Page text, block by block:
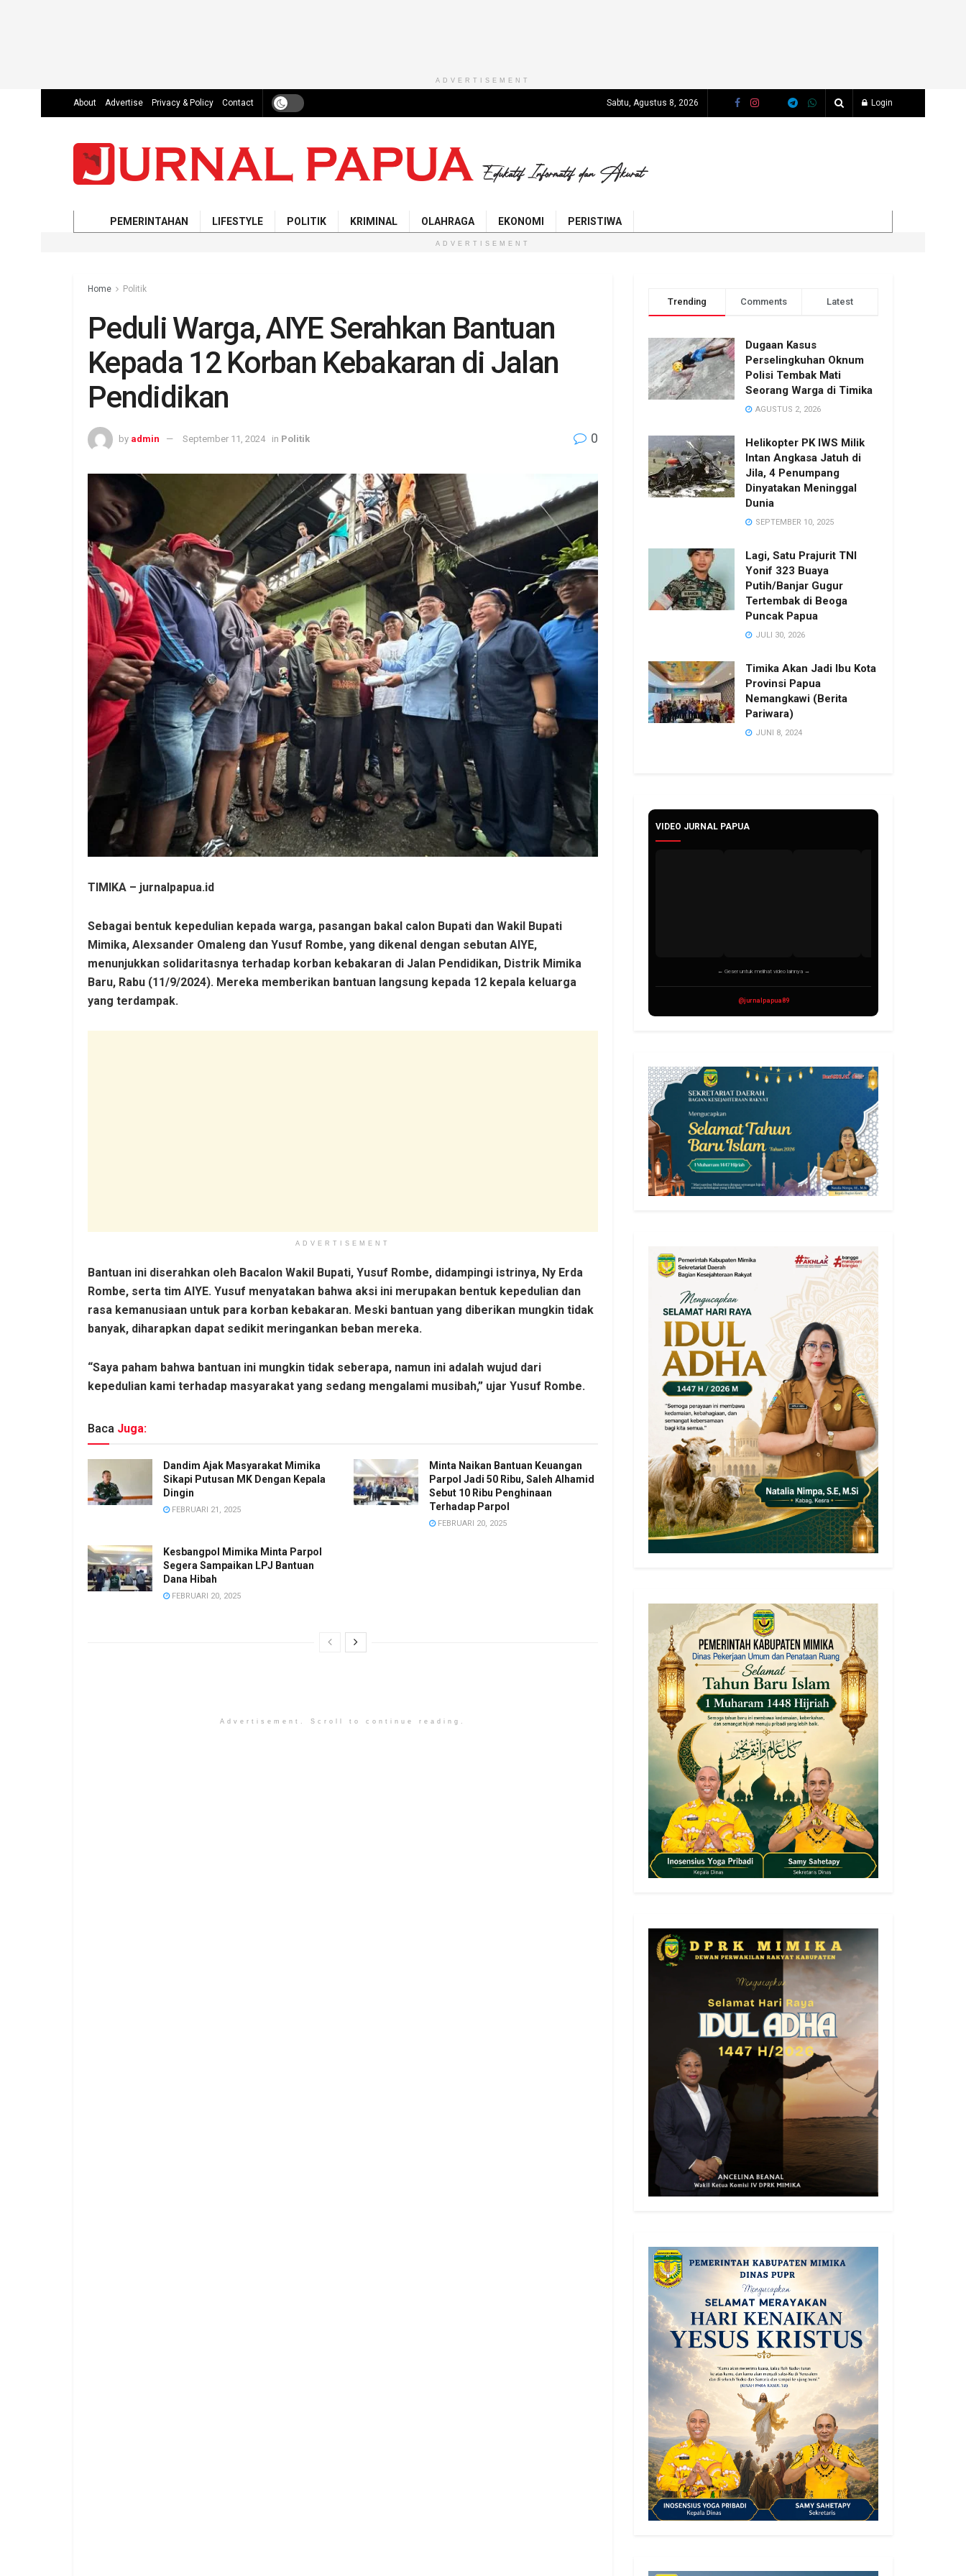
ADVERTISEMENT
About Advertise Privacy & Policy Contact Sabtu, Agustus 8, 2026 Login
PEMERINTAHAN LIFESTYLE POLITIK KRIMINAL OLAHRAGA EKONOMI PERISTIWA
ADVERTISEMENT
Home Politik
Peduli Warga, AIYE Serahkan Bantuan
Kepada 12 Korban Kebakaran di Jalan
Pendidikan
by admin September 11, 2024 in Politik 0
TIMIKA – jurnalpapua.id
Sebagai bentuk kepedulian kepada warga, pasangan bakal calon Bupati dan Wakil Bupati
Mimika, Alexsander Omaleng dan Yusuf Rombe, yang dikenal dengan sebutan AIYE,
menunjukkan solidaritasnya terhadap korban kebakaran di Jalan Pendidikan, Distrik Mimika
Baru, Rabu (11/9/2024). Mereka memberikan bantuan langsung kepada 12 kepala keluarga
yang terdampak.
ADVERTISEMENT
Bantuan ini diserahkan oleh Bacalon Wakil Bupati, Yusuf Rombe, didampingi istrinya, Ny Erda
Rombe, serta tim AIYE. Yusuf menyatakan bahwa aksi ini merupakan bentuk kepedulian dan
rasa kemanusiaan untuk para korban kebakaran. Meski bantuan yang diberikan mungkin tidak
banyak, diharapkan dapat sedikit meringankan beban mereka.
“Saya paham bahwa bantuan ini mungkin tidak seberapa, namun ini adalah wujud dari
kepedulian kami terhadap masyarakat yang sedang mengalami musibah,” ujar Yusuf Rombe.
Baca Juga:
Dandim Ajak Masyarakat Mimika
Sikapi Putusan MK Dengan Kepala
Dingin
FEBRUARI 21, 2025
Minta Naikan Bantuan Keuangan
Parpol Jadi 50 Ribu, Saleh Alhamid
Sebut 10 Ribu Penghinaan
Terhadap Parpol
FEBRUARI 20, 2025
Kesbangpol Mimika Minta Parpol
Segera Sampaikan LPJ Bantuan
Dana Hibah
FEBRUARI 20, 2025
Advertisement. Scroll to continue reading.
Trending Comments Latest
Dugaan Kasus
Perselingkuhan Oknum
Polisi Tembak Mati
Seorang Warga di Timika
AGUSTUS 2, 2026
Helikopter PK IWS Milik
Intan Angkasa Jatuh di
Jila, 4 Penumpang
Dinyatakan Meninggal
Dunia
SEPTEMBER 10, 2025
Lagi, Satu Prajurit TNI
Yonif 323 Buaya
Putih/Banjar Gugur
Tertembak di Beoga
Puncak Papua
JULI 30, 2026
Timika Akan Jadi Ibu Kota
Provinsi Papua
Nemangkawi (Berita
Pariwara)
JUNI 8, 2024
VIDEO JURNAL PAPUA
← Geser untuk melihat video lainnya →
@jurnalpapua89